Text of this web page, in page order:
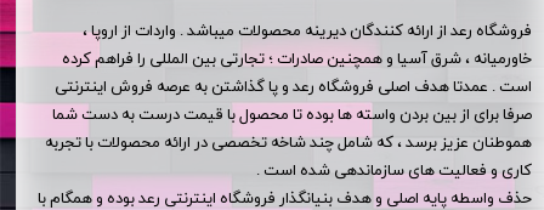
فروشگاه رعد از ارائه کنندگان دیرینه محصولات میباشد . واردات از اروپا ،
خاورمیانه ، شرق آسیا و همچنین صادرات ؛ تجارتی بین المللی را فراهم کرده
است . عمدتا هدف اصلی فروشگاه رعد و پا گذاشتن به عرصه فروش اینترنتی
صرفا برای از بین بردن واسته ها بوده تا محصول با قیمت درست به دست شما
هموطنان عزیز برسد ، که شامل چند شاخه تخصصی در ارائه محصولات با تجربه
کاری و فعالیت های سازماندهی شده است .
حذف واسطه پایه اصلی و هدف بنیانگذار فروشگاه اینترنتی رعد بوده و همگام با